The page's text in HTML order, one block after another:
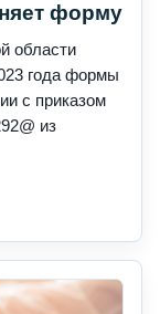
форму
области
года формы
с приказом
из